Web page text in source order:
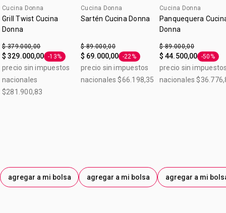
en menor tiempo. Antiadherente Teflon Classic: Los
alimentos no se pegan y son más fáciles de limpiar. Gran
Cucina Donna
Grill Twist Cucina
Donna
$ 379.000,00
$ 329.000,00 Etiqueta -13%
-13%
precio sin impuestos
nacionales
$281.900,83
agregar a mi bolsa
Cucina Donna
Sartén Cucina Donna
$ 89.000,00
$ 69.000,00 Etiqueta -22%
-22%
precio sin impuestos
nacionales $66.198,35
agregar a mi bolsa
Cucina Donna
Panquequera
Donna
$ 89.000,00
$ 44.500,00 Etiqueta
-50%
precio sin
nacionales
agregar a mi